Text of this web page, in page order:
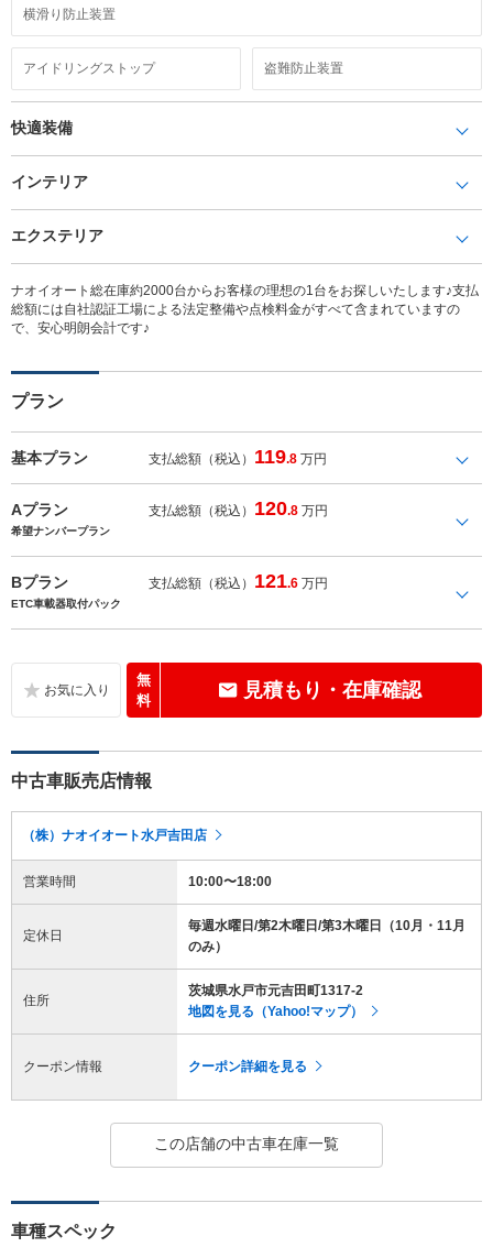
横滑り防止装置
アイドリングストップ 盗難防止装置
快適装備
インテリア
エクステリア
ナオイオート総在庫約2000台からお客様の理想の1台をお探しいたします♪支払
総額には自社認証工場による法定整備や点検料金がすべて含まれていますの
で、安心明朗会計です♪
プラン
基本プラン 支払総額（税込） 119.8 万円
Aプラン 支払総額（税込） 120.8 万円
希望ナンバープラン
Bプラン 支払総額（税込） 121.6 万円
ETC車載器取付パック
無
料
見積もり・在庫確認
中古車販売店情報
（株）ナオイオート水戸吉田店
営業時間 10:00〜18:00
定休日
毎週水曜日/第2木曜日/第3木曜日（10月・11月
のみ）
住所
茨城県水戸市元吉田町1317-2
地図を見る（Yahoo!マップ）
クーポン情報 クーポン詳細を見る
この店舗の中古車在庫一覧
車種スペック